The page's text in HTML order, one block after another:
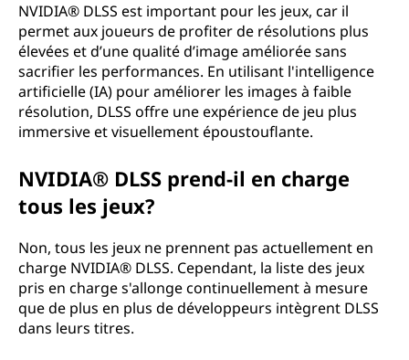
NVIDIA® DLSS est important pour les jeux, car il
permet aux joueurs de profiter de résolutions plus
élevées et d’une qualité d’image améliorée sans
sacrifier les performances. En utilisant l'intelligence
artificielle (IA) pour améliorer les images à faible
résolution, DLSS offre une expérience de jeu plus
immersive et visuellement époustouflante.
NVIDIA® DLSS prend-il en charge
tous les jeux?
Non, tous les jeux ne prennent pas actuellement en
charge NVIDIA® DLSS. Cependant, la liste des jeux
pris en charge s'allonge continuellement à mesure
que de plus en plus de développeurs intègrent DLSS
dans leurs titres.